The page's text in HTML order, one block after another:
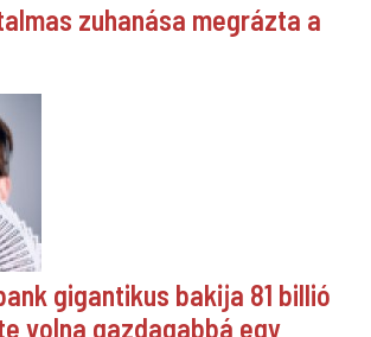
zuhanása megrázta a
gigantikus bakija 81 billió
volna gazdagabbá egy